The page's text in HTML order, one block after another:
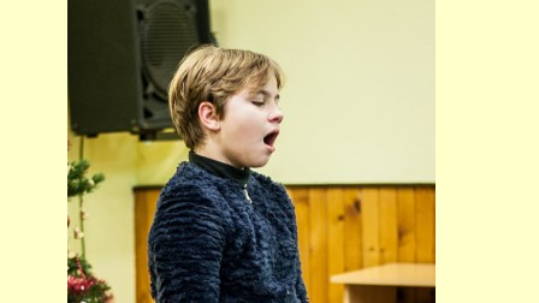
ZAMĚSTNÁNÍ
DOTACE
GDPR
ZUŠ Pohořelice